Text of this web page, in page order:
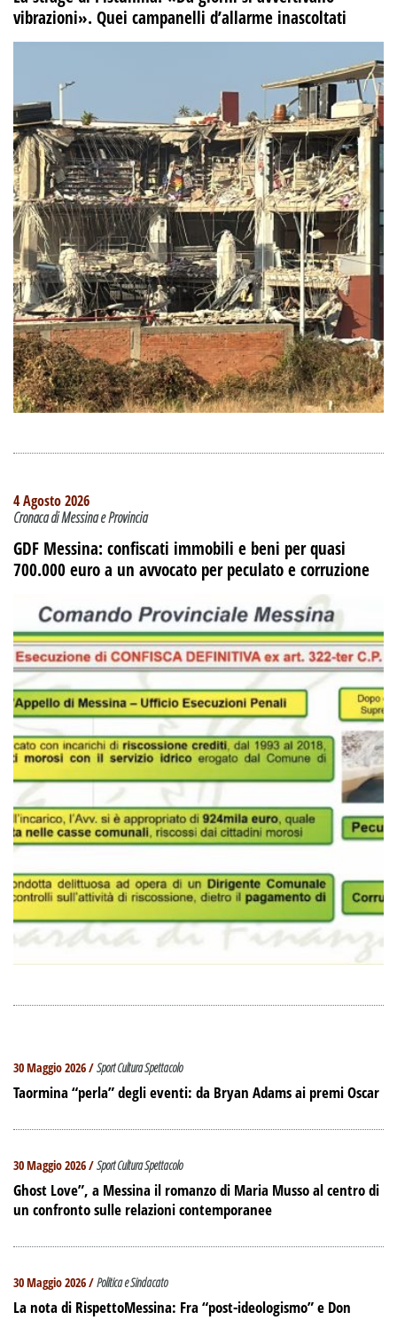
vibrazioni». Quei campanelli d’allarme inascoltati
4 Agosto 2026
Cronaca di Messina e Provincia
GDF Messina: confiscati immobili e beni per quasi
700.000 euro a un avvocato per peculato e corruzione
30 Maggio 2026 /Sport Cultura Spettacolo
Taormina “perla” degli eventi: da Bryan Adams ai premi Oscar
30 Maggio 2026 /Sport Cultura Spettacolo
Ghost Love”, a Messina il romanzo di Maria Musso al centro di
un confronto sulle relazioni contemporanee
30 Maggio 2026 /Politica e Sindacato
La nota di RispettoMessina: Fra “post-ideologismo” e Don